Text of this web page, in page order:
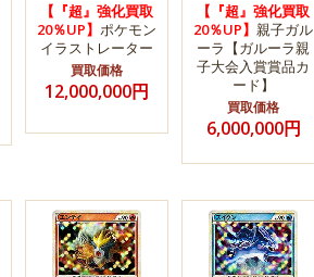
【『超』強化買取
20％UP】 ポケモン
イラストレーター
買取価格
12,000,000円
【『超』強化買取
20％UP】 親子ガル
ーラ【ガルーラ親
子大会入賞賞品カ
ード】
買取価格
6,000,000円